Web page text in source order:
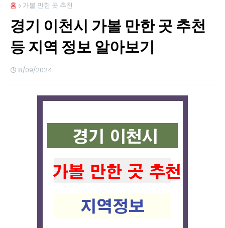
홈 가볼 만한 곳 추천
경기 이천시 가볼 만한 곳 추천
등 지역 정보 알아보기
8/09/2024